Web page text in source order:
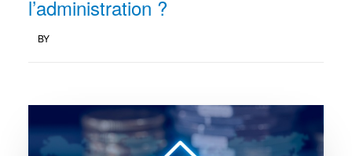
l’administration ?
BY